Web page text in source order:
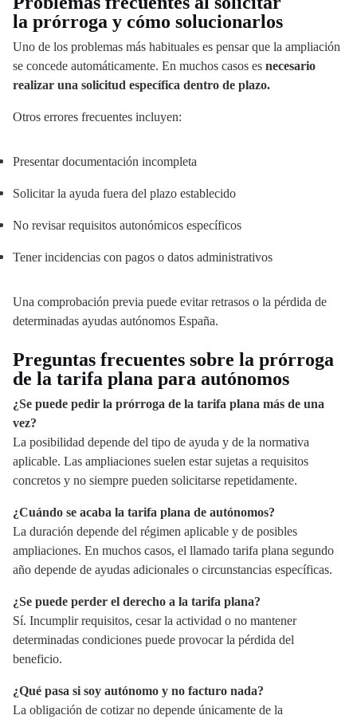
la prórroga y cómo solucionarlos
Uno de los problemas más habituales es pensar que la ampliación
se concede automáticamente. En muchos casos es necesario
realizar una solicitud específica dentro de plazo.
Otros errores frecuentes incluyen:
Presentar documentación incompleta
Solicitar la ayuda fuera del plazo establecido
No revisar requisitos autonómicos específicos
Tener incidencias con pagos o datos administrativos
Una comprobación previa puede evitar retrasos o la pérdida de
determinadas ayudas autónomos España.
Preguntas frecuentes sobre la prórroga
de la tarifa plana para autónomos
¿Se puede pedir la prórroga de la tarifa plana más de una
vez?
La posibilidad depende del tipo de ayuda y de la normativa
aplicable. Las ampliaciones suelen estar sujetas a requisitos
concretos y no siempre pueden solicitarse repetidamente.
¿Cuándo se acaba la tarifa plana de autónomos?
La duración depende del régimen aplicable y de posibles
ampliaciones. En muchos casos, el llamado tarifa plana segundo
año depende de ayudas adicionales o circunstancias específicas.
¿Se puede perder el derecho a la tarifa plana?
Sí. Incumplir requisitos, cesar la actividad o no mantener
determinadas condiciones puede provocar la pérdida del
beneficio.
¿Qué pasa si soy autónomo y no facturo nada?
La obligación de cotizar no depende únicamente de la